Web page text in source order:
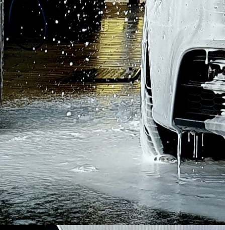
20200721_192529-j5n14-noxl9p